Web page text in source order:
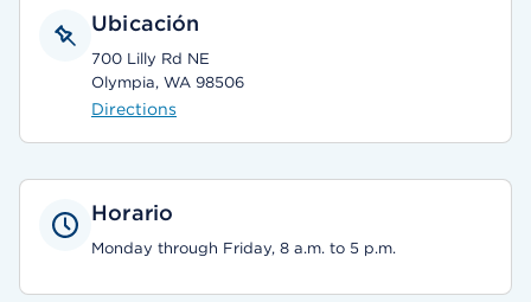
Ubicación
700 Lilly Rd NE
Olympia, WA 98506
Directions
Horario
Monday through Friday, 8 a.m. to 5 p.m.